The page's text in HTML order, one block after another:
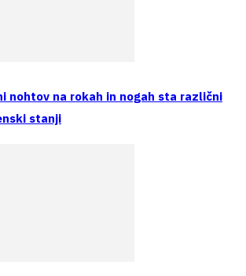
nohtov na rokah in nogah sta različni
stanji